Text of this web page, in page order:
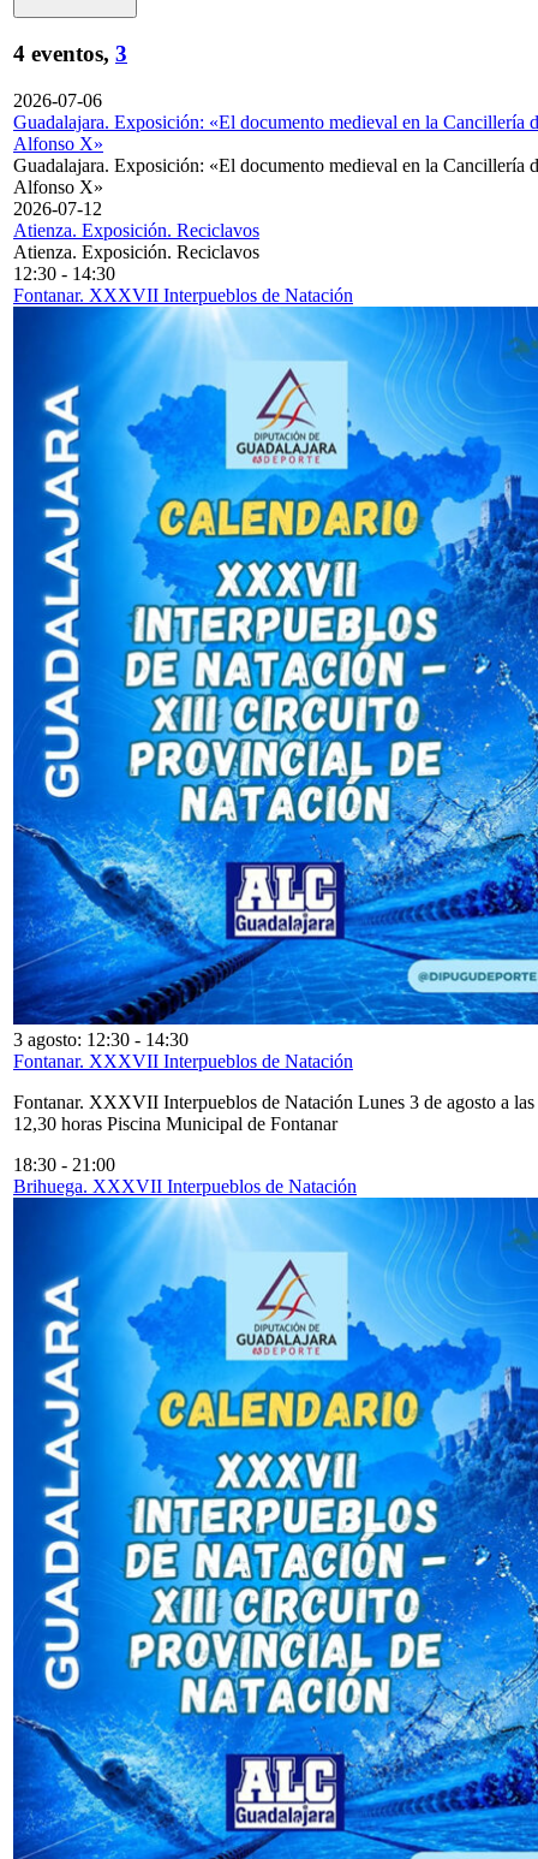
4 eventos, 3
2026-07-06
Guadalajara. Exposición: «El documento medieval en la Cancillería
Alfonso X»
Guadalajara. Exposición: «El documento medieval en la Cancillería
Alfonso X»
2026-07-12
Atienza. Exposición. Reciclavos
Atienza. Exposición. Reciclavos
12:30 - 14:30
Fontanar. XXXVII Interpueblos de Natación
3 agosto: 12:30 - 14:30
Fontanar. XXXVII Interpueblos de Natación
Fontanar. XXXVII Interpueblos de Natación Lunes 3 de agosto a las
12,30 horas Piscina Municipal de Fontanar
18:30 - 21:00
Brihuega. XXXVII Interpueblos de Natación